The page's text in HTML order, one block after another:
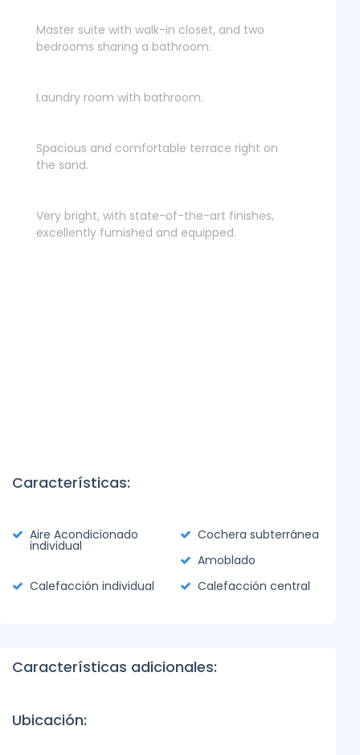
Master suite with walk-in closet, and two
bedrooms sharing a bathroom.
Laundry room with bathroom.
Spacious and comfortable terrace right on
the sand.
Very bright, with state-of-the-art finishes,
excellently furnished and equipped.
Características:
Aire Acondicionado
individual
Cochera subterránea
Amoblado
Calefacción individual
Calefacción central
Características adicionales:
Ubicación: